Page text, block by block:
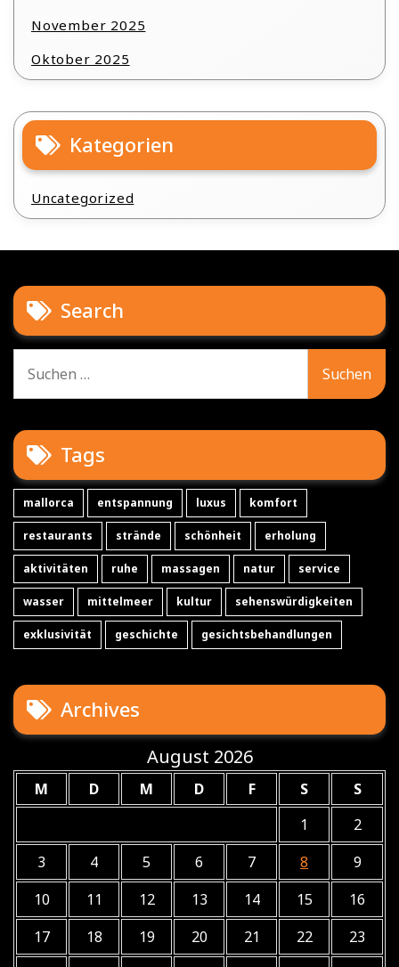
November 2025
Oktober 2025
Kategorien
Uncategorized
Search
nach:
Tags
mallorca entspannung luxus komfort
restaurants strände schönheit erholung
aktivitäten ruhe massagen natur service
wasser mittelmeer kultur sehenswürdigkeiten
exklusivität geschichte gesichtsbehandlungen
Archives
August 2026
M D M D F S
S
1
2
3
4 5 6 7 8
9
10
11 12 13 14 15
16
17
18 19 20 21 22
23